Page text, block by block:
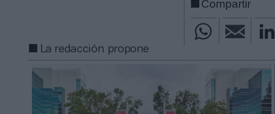
Compartir
La redacción propone